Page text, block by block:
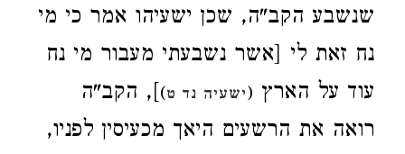
שנשבע הקב"ה, שכן ישעיהו אמר כי מי
נח זאת לי [אשר נשבעתי מעבור מי נח
עוד על הארץ (ישעיה נד ט)], הקב"ה
רואה את הרשעים היאך מכעיסין לפניו,